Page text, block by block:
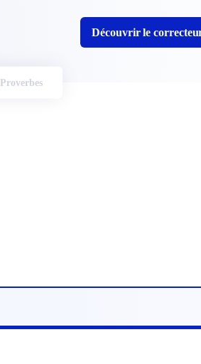
Découvrir le
Proverbes